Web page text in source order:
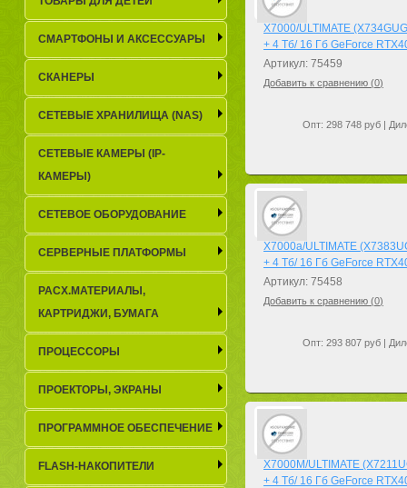
X7000/ULTIMATE
+ 4 Тб/ 16 Гб GeForce
Артикул: 75459
Добавить к сравнению (0)
Опт: 298 748 руб |
X7000a/ULTIMATE
+ 4 Тб/ 16 Гб GeForce
Артикул: 75458
Добавить к сравнению (0)
Опт: 293 807 руб |
X7000M/ULTIMATE
+ 4 Тб/ 16 Гб GeForce
СМАРТФОНЫ И АКСЕССУАРЫ
СКАНЕРЫ
СЕТЕВЫЕ ХРАНИЛИЩА (NAS)
СЕТЕВЫЕ КАМЕРЫ (IP-
КАМЕРЫ)
СЕТЕВОЕ ОБОРУДОВАНИЕ
СЕРВЕРНЫЕ ПЛАТФОРМЫ
РАСХ.МАТЕРИАЛЫ,
КАРТРИДЖИ, БУМАГА
ПРОЦЕССОРЫ
ПРОЕКТОРЫ, ЭКРАНЫ
ПРОГРАММНОЕ ОБЕСПЕЧЕНИЕ
FLASH-НАКОПИТЕЛИ